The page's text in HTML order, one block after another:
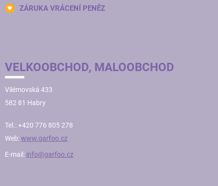
ZÁRUKA VRÁCENÍ PENĚZ
VELKOOBCHOD, MALOOBCHOD
Vilémovská 433
582 81 Habry
Tel.: +420 776 805 278
Web:www.garfoo.cz
E-mail: info@garfoo.cz